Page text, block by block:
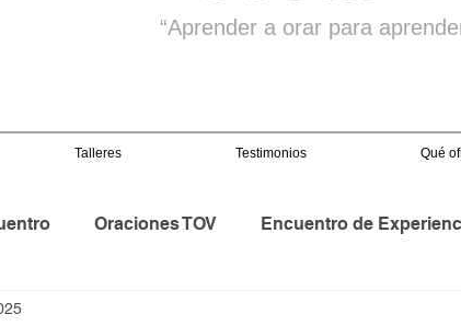
“Aprender a orar para
Talleres Testimonios Qué
Oraciones TOV Encuentro de
Nacional